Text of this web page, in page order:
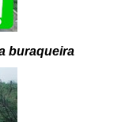
buraqueira